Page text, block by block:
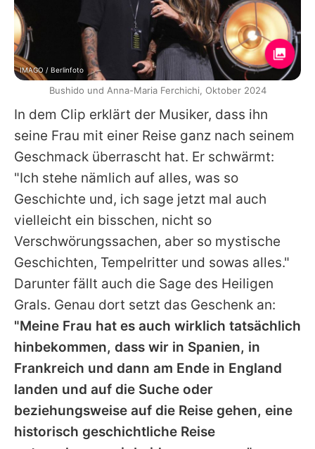
In dem Clip erklärt der Musiker, dass ihn
seine Frau mit einer Reise ganz nach seinem
Geschmack überrascht hat. Er schwärmt:
"Ich stehe nämlich auf alles, was so
Geschichte und, ich sage jetzt mal auch
vielleicht ein bisschen, nicht so
Verschwörungssachen, aber so mystische
Geschichten, Tempelritter und sowas alles."
Darunter fällt auch die Sage des Heiligen
Grals. Genau dort setzt das Geschenk an:
"Meine Frau hat es auch wirklich tatsächlich
hinbekommen, dass wir in Spanien, in
Frankreich und dann am Ende in England
landen und auf die Suche oder
beziehungsweise auf die Reise gehen, eine
historisch geschichtliche Reise
IMAGO / Berlinfoto
Bushido und Anna-Maria Ferchichi, Oktober 2024